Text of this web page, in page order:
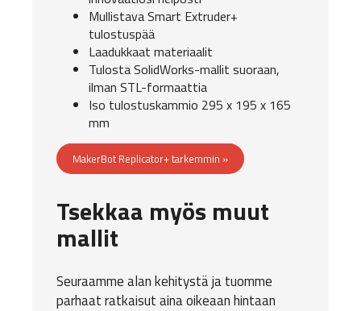
Mullistava Smart Extruder+
tulostuspää
Laadukkaat materiaalit
Tulosta SolidWorks-mallit suoraan,
ilman STL-formaattia
Iso tulostuskammio 295 x 195 x 165
mm
MakerBot Replicator+ tarkemmin »
Tsekkaa myös muut
mallit
Seuraamme alan kehitystä ja tuomme
parhaat ratkaisut aina oikeaan hintaan